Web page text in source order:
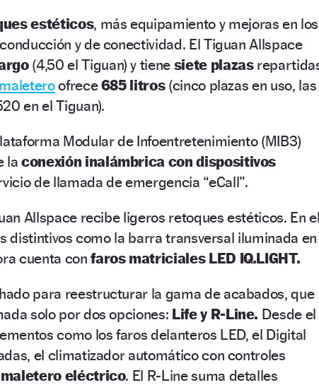
estéticos, más equipamiento y mejoras en los
y de conectividad. El Tiguan Allspace
(4,50 el Tiguan) y tiene siete plazas
maleteroofrece685 litros(cinco plazas en uso, las
en el Tiguan).
Modular de Infoentretenimiento (MIB3)
laconexión inalámbrica con dispositivos
de llamada de emergencia “eCall”.
Allspace recibe ligeros retoques estéticos. En
distintivos como la barra transversal iluminada en
cuenta confaros matriciales LED IQ.LIGHT.
para reestructurar la gama de acabados, que
solo por dos opciones: Life y R-Line. Desde el
como los faros delanteros LED, el Digital
el climatizador automático con controles
eléctrico. El R-Line suma detalles